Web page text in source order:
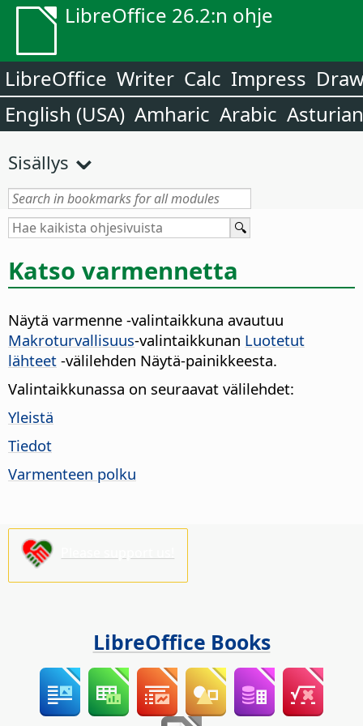
LibreOffice 26.2:n ohje
LibreOffice Writer Calc Impress
English (USA) Amharic Arabic Asturian
Sisällys
Katso varmennetta
Näytä varmenne -valintaikkuna avautuu
Makroturvallisuus-valintaikkunan Luotetut
lähteet -välilehden Näytä-painikkeesta.
Valintaikkunassa on seuraavat välilehdet:
Yleistä
Tiedot
Varmenteen polku
LibreOffice Books